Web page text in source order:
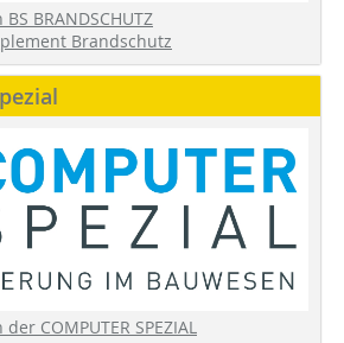
BRANDSCHUTZ
Brandschutz
COMPUTER SPEZIAL